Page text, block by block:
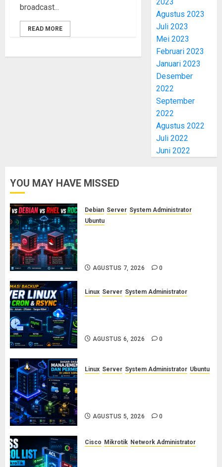
broadcast...
READ MORE
Agustus 2023
Juli 2023
Mei 2023
Februari 2023
Januari 2023
Desember
2022
September
2022
Agustus 2022
Juli 2022
Juni 2022
YOU MAY HAVE MISSED
Debian Server System Administrator
Ubuntu
AGUSTUS 7, 2026 0
Linux Server System Administrator
AGUSTUS 6, 2026 0
Linux Server System Administrator Ubuntu
AGUSTUS 5, 2026 0
Cisco Mikrotik Network Administrator